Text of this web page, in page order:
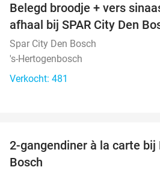
Belegd broodje + vers
afhaal bij SPAR City Den
Spar City Den Bosch
's-Hertogenbosch
Verkocht: 481
2-gangendiner à la carte bij
Bosch